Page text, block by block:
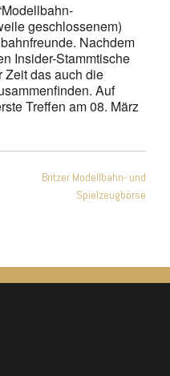
geschlossenem)
Nachdem
Insider-Stammtische
Zeit das auch die
Auf
Treffen am 08. März
Britzer Modellbahn- und
Spielzeugbörse